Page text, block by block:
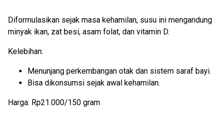
Diformulasikan sejak masa kehamilan, susu ini mengandung
minyak ikan, zat besi, asam folat, dan vitamin D.
Kelebihan:
Menunjang perkembangan otak dan sistem saraf bayi.
Bisa dikonsumsi sejak awal kehamilan.
Harga: Rp21.000/150 gram